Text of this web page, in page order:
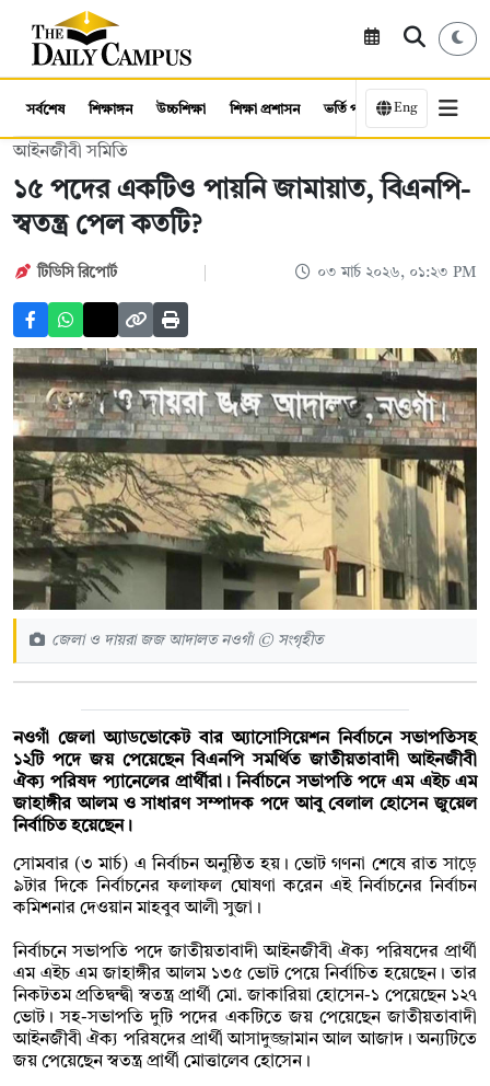
সর্বশেষ শিক্ষাঙ্গন উচ্চশিক্ষা শিক্ষা প্রশাসন ভর্তি পরীক্ষা কর্মসংস্থান
Eng
আইনজীবী সমিতি
১৫ পদের একটিও পায়নি জামায়াত, বিএনপি-
স্বতন্ত্র পেল কতটি?
টিডিসি ‍রিপোর্ট ০৩ মার্চ ২০২৬, ০১:২৩ PM
জেলা ও দায়রা জজ আদালত নওগাঁ © সংগৃহীত
নওগাঁ জেলা অ্যাডভোকেট বার অ্যাসোসিয়েশন নির্বাচনে সভাপতিসহ
১২টি পদে জয় পেয়েছেন বিএনপি সমর্থিত জাতীয়তাবাদী আইনজীবী
ঐক্য পরিষদ প্যানেলের প্রার্থীরা। নির্বাচনে সভাপতি পদে এম এইচ এম
জাহাঙ্গীর আলম ও সাধারণ সম্পাদক পদে আবু বেলাল হোসেন জুয়েল
নির্বাচিত হয়েছেন।
সোমবার (৩ মার্চ) এ নির্বাচন অনুষ্ঠিত হয়। ভোট গণনা শেষে রাত সাড়ে
৯টার দিকে নির্বাচনের ফলাফল ঘোষণা করেন এই নির্বাচনের নির্বাচন
কমিশনার দেওয়ান মাহবুব আলী সুজা।
নির্বাচনে সভাপতি পদে জাতীয়তাবাদী আইনজীবী ঐক্য পরিষদের প্রার্থী
এম এইচ এম জাহাঙ্গীর আলম ১৩৫ ভোট পেয়ে নির্বাচিত হয়েছেন। তার
নিকটতম প্রতিদ্বন্দ্বী স্বতন্ত্র প্রার্থী মো. জাকারিয়া হোসেন-১ পেয়েছেন ১২৭
ভোট। সহ-সভাপতি দুটি পদের একটিতে জয় পেয়েছেন জাতীয়তাবাদী
আইনজীবী ঐক্য পরিষদের প্রার্থী আসাদুজ্জামান আল আজাদ। অন্যটিতে
জয় পেয়েছেন স্বতন্ত্র প্রার্থী মোত্তালেব হোসেন।